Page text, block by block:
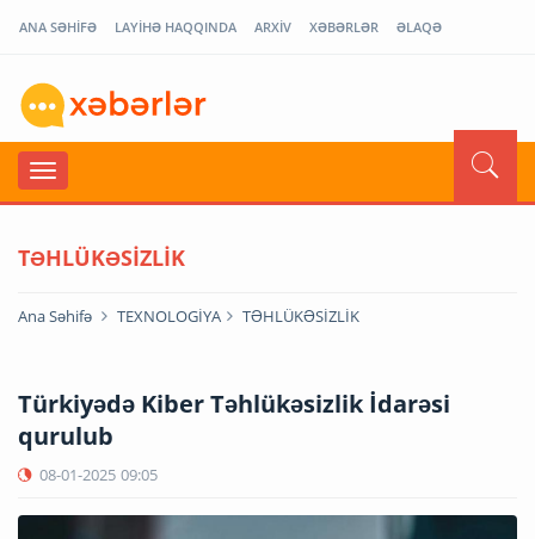
ANA SƏHİFƏ LAYİHƏ HAQQINDA ARXİV XƏBƏRLƏR ƏLAQƏ
TƏHLÜKƏSİZLİK
Ana Səhifə TEXNOLOGİYA TƏHLÜKƏSİZLİK
Türkiyədə Kiber Təhlükəsizlik İdarəsi
qurulub
08-01-2025 09:05